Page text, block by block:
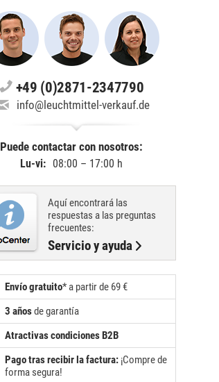
+49 (0)2871-2347790
info@leuchtmittel-verkauf.de
Puede contactar con nosotros:
Lu-vi: 08:00 – 17:00 h
Aquí encontrará las
respuestas a las preguntas
frecuentes:
Servicio y ayuda
Envío gratuito* a partir de 69 €
3 añosde garantía
Atractivas condiciones B2B
Pago tras recibir la factura: ¡Compre de
forma segura!